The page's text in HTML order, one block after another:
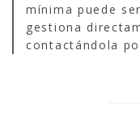
mínima puede
gestiona
contactándola